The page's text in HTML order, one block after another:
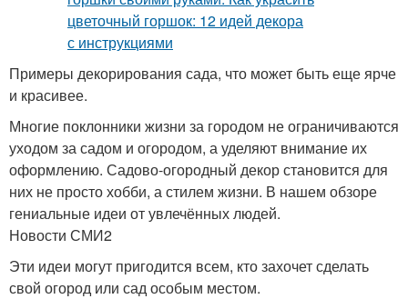
Примеры декорирования сада, что может быть еще ярче
и красивее.
Многие поклонники жизни за городом не ограничиваются
уходом за садом и огородом, а уделяют внимание их
оформлению. Садово-огородный декор становится для
них не просто хобби, а стилем жизни. В нашем обзоре
гениальные идеи от увлечённых людей.
Новости СМИ2
Эти идеи могут пригодится всем, кто захочет сделать
свой огород или сад особым местом.